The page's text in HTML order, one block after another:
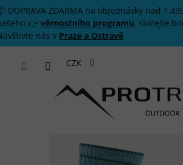
Přejít na obsah
DOPRAVA ZDARMA na objednávky nad
👉 věrnostního programu, sbírejte
nás v Praze a Ostravě
CZK